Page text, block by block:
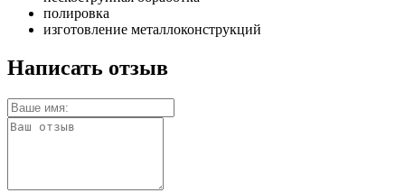
полировка
изготовление металлоконструкций
Написать отзыв